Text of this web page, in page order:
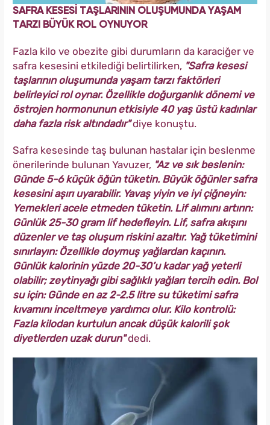
SAFRA KESESİ TAŞLARININ OLUŞUMUNDA YAŞAM
TARZI BÜYÜK ROL OYNUYOR
Fazla kilo ve obezite gibi durumların da karaciğer ve
safra kesesini etkilediği belirtilirken, "Safra kesesi
taşlarının oluşumunda yaşam tarzı faktörleri
belirleyici rol oynar. Özellikle doğurganlık dönemi ve
östrojen hormonunun etkisiyle 40 yaş üstü kadınlar
daha fazla risk altındadır"diye konuştu.
Safra kesesinde taş bulunan hastalar için beslenme
önerilerinde bulunan Yavuzer, "Az ve sık beslenin:
Günde 5-6 küçük öğün tüketin. Büyük öğünler safra
kesesini aşırı uyarabilir. Yavaş yiyin ve iyi çiğneyin:
Yemekleri acele etmeden tüketin. Lif alımını artırın:
Günlük 25-30 gram lif hedefleyin. Lif, safra akışını
düzenler ve taş oluşum riskini azaltır. Yağ tüketimini
sınırlayın: Özellikle doymuş yağlardan kaçının.
Günlük kalorinin yüzde 20-30’u kadar yağ yeterli
olabilir; zeytinyağı gibi sağlıklı yağları tercih edin. Bol
su için: Günde en az 2-2.5 litre su tüketimi safra
kıvamını inceltmeye yardımcı olur. Kilo kontrolü:
Fazla kilodan kurtulun ancak düşük kalorili şok
diyetlerden uzak durun"dedi.